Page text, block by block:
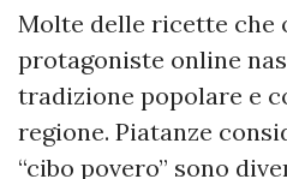
Molte delle ricette che
protagoniste online
tradizione popolare e
regione. Piatanze
“cibo povero” sono